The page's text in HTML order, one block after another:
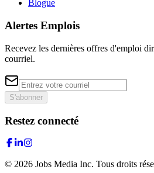
Blogue
Alertes Emplois
Recevez les dernières offres d'emploi
courriel.
S'abonner
Restez connecté
© 2026 Jobs Media Inc. Tous droits